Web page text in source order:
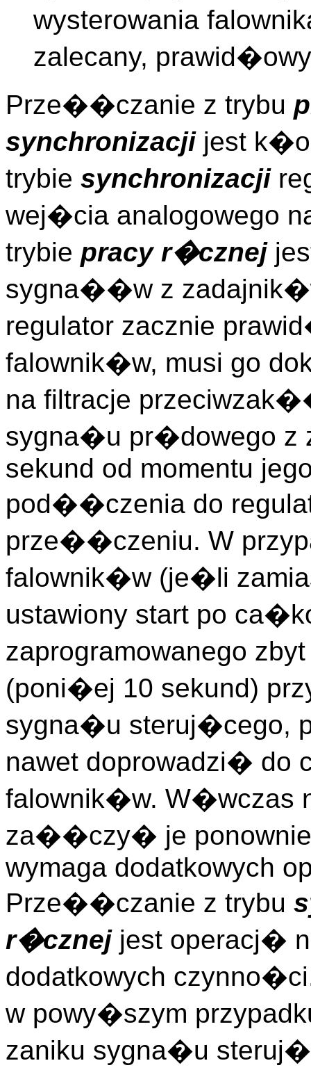
wysterowania
zalecany,
Prze��czanie z trybu
synchronizacjijest
trybie synchronizacji
wej�cia analogowego
trybie pracy r�cznej
sygna��w z
regulator zacznie
falownik�w, musi go
na filtracje
sygna�u pr�dowego z
sekund od momentu
pod��czenia do
prze��czeniu. W
falownik�w (je�li
ustawiony start po
zaprogramowanego
(poni�ej 10 sekund)
sygna�u steruj�cego,
nawet doprowadzi� do
falownik�w. W�wczas
za��czy� je
wymaga dodatkowych
Prze��czanie z trybu
r�cznejjest operacj�
dodatkowych
w powy�szym
zaniku sygna�u